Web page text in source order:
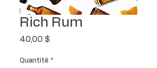
Rich Rum
40,00 $
Quantité *